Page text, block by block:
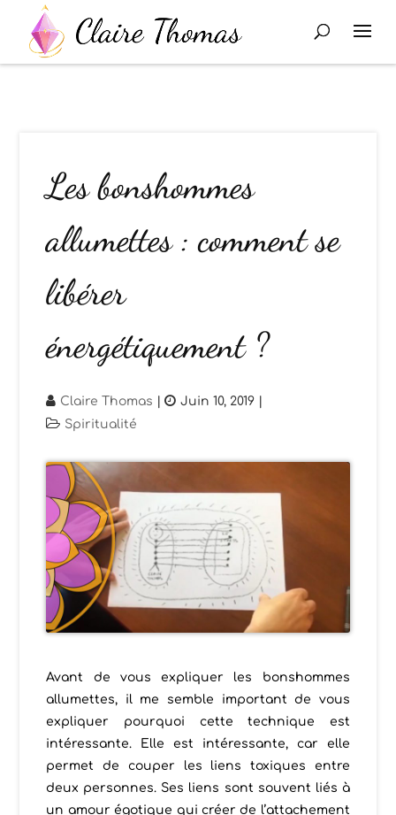
Les bonshommes
allumettes : comment se
libérer
énergétiquement ?
Claire Thomas | Juin 10, 2019
Spiritualité
Avant de vous expliquer les bonshommes
allumettes, il me semble important de vous
expliquer pourquoi cette technique est
intéressante. Elle est intéressante, car elle
permet de couper les liens toxiques entre
deux personnes. Ses liens sont souvent liés à
un amour égotique qui créer de l’attachement